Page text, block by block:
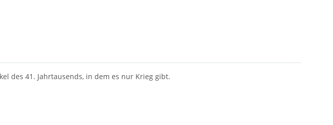
des 41. Jahrtausends, in dem es nur Krieg gibt.